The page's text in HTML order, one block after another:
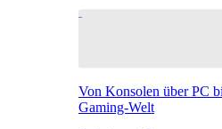
Von Konsolen über PC
Gaming-Welt